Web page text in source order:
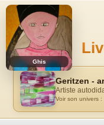
Ghis
Geritzen -
Voir son univers